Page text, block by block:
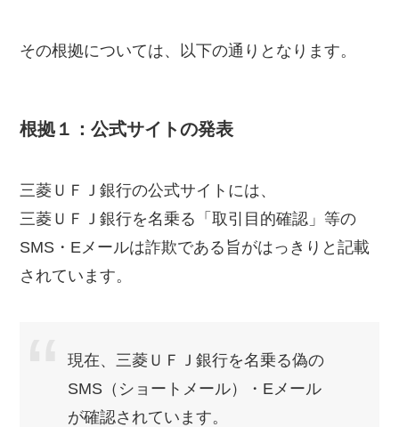
その根拠については、以下の通りとなります。
根拠１：公式サイトの発表
三菱ＵＦＪ銀行の公式サイトには、
三菱ＵＦＪ銀行を名乗る「取引目的確認」等の
SMS・Eメールは詐欺である旨がはっきりと記載
されています。
現在、三菱ＵＦＪ銀行を名乗る偽の
SMS（ショートメール）・Eメール
が確認されています。